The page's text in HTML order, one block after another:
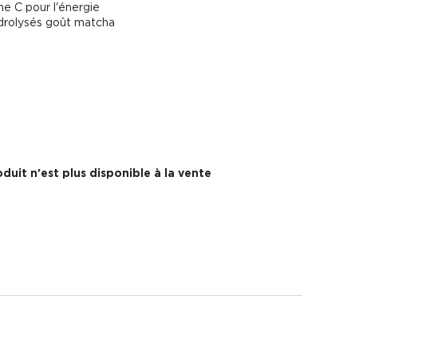
C pour l'énergie
goût matcha
n'est plus disponible à la vente